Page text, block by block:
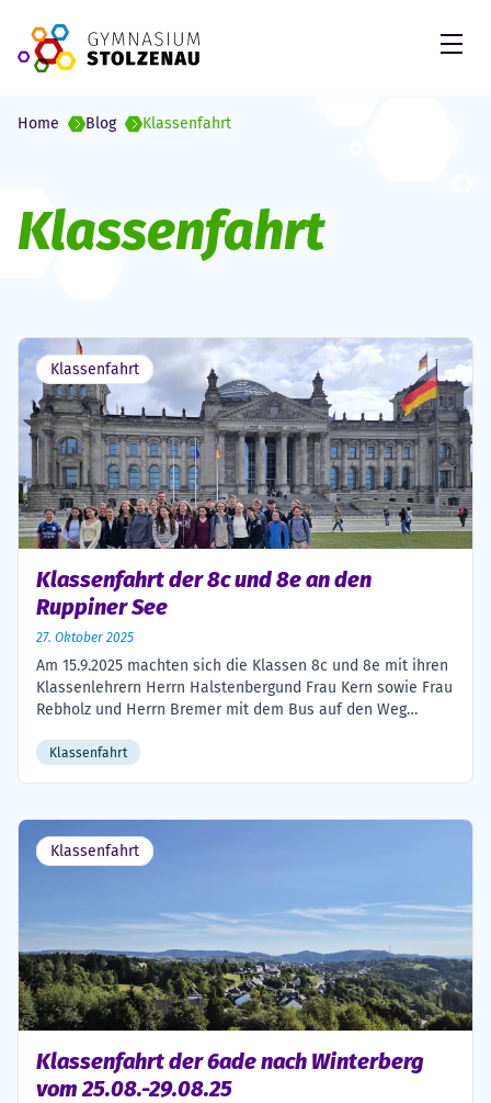
Home Blog Klassenfahrt
Schlagwort:
Klassenfahrt
Klassenfahrt
Klassenfahrt der 8c und 8e an den
Ruppiner See
27. Oktober 2025
Am 15.9.2025 machten sich die Klassen 8c und 8e mit ihren
Klassenlehrern Herrn Halstenbergund Frau Kern sowie Frau
Rebholz und Herrn Bremer mit dem Bus auf den Weg
Uckermark.Die Jugendherberge befand sich auf dem
Sportanlage und hatte direkten […]
Klassenfahrt
Klassenfahrt
Klassenfahrt der 6ade nach Winterberg
vom 25.08.-29.08.25